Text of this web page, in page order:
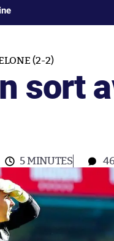
(2-2)
sort
5 MINUTES